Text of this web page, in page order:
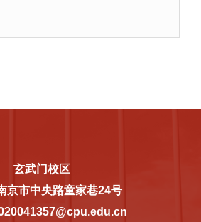
玄武门校区
京市中央路童家巷24号